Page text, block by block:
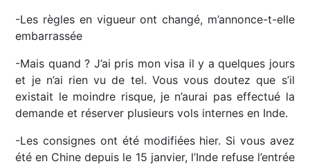
-Les règles en vigueur ont changé, m’annonce-t-elle
embarrassée
-Mais quand ? J’ai pris mon visa il y a quelques jours
et je n’ai rien vu de tel. Vous vous doutez que s’il
existait le moindre risque, je n’aurai pas effectué la
demande et réserver plusieurs vols internes en Inde.
-Les consignes ont été modifiées hier. Si vous avez
été en Chine depuis le 15 janvier, l’Inde refuse l’entrée